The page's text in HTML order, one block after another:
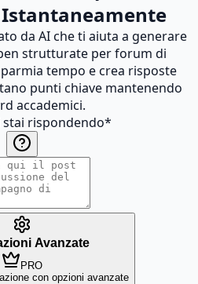
da AI che ti aiuta a generare
strutturate per forum di
tempo e crea risposte
punti chiave mantenendo
accademici.
stai rispondendo*
Avanzate
PRO
con opzioni avanzate